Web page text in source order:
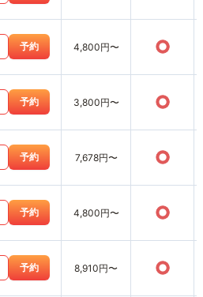
予約 4,800円〜 ○
予約 3,800円〜 ○
予約 7,678円〜 ○
予約 4,800円〜 ○
予約 8,910円〜 ○